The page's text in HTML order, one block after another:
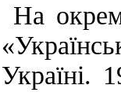
На
Україні.